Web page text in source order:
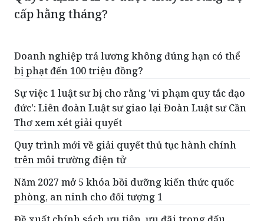
cấp hằng tháng?
Doanh nghiệp trả lương không đúng hạn có thể
bị phạt đến 100 triệu đồng?
Sự việc 1 luật sư bị cho rằng 'vi phạm quy tắc đạo
đức': Liên đoàn Luật sư giao lại Đoàn Luật sư Cần
Thơ xem xét giải quyết
Quy trình mới về giải quyết thủ tục hành chính
trên môi trường điện tử
Năm 2027 mở 5 khóa bồi dưỡng kiến thức quốc
phòng, an ninh cho đối tượng 1